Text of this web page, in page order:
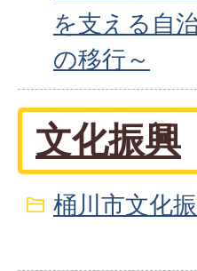
を支える自
の移行～
文化振興
桶川市文化